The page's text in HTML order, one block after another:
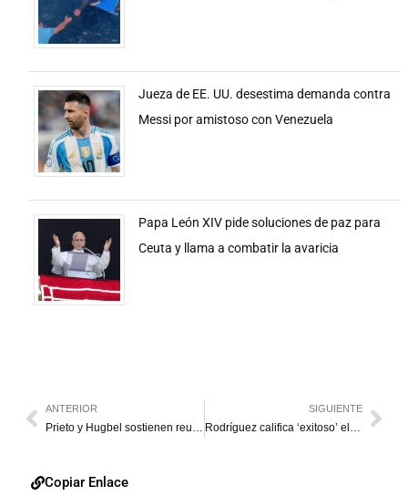
Jueza de EE. UU. desestima demanda contra
Messi por amistoso con Venezuela
Papa León XIV pide soluciones de paz para
Ceuta y llama a combatir la avaricia
ANTERIOR
Prieto y Hugbel sostienen reunión con la Asociación de Rectores
SIGUIENTE
Rodríguez califica ‘exitoso’ el diálogo en Barbados
Copiar Enlace